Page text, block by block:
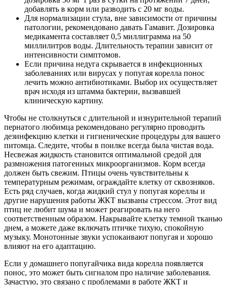
добавлять в корм или разводить с 20 мг воды.
Для нормализации стула, вне зависимости от причины
патологии, рекомендовано давать Гамавит. Дозировка
медикамента составляет 0,5 миллиграмма на 50
миллилитров воды. Длительность терапии зависит от
интенсивности симптомов.
Если причина недуга скрывается в инфекционных
заболеваниях или вирусах у попугая корелла понос
лечить можно антибиотиками. Выбор их осуществляет
врач исходя из штамма бактерии, вызвавшей
клиническую картину.
Чтобы не столкнуться с длительной и изнурительной терапий
пернатого любимца рекомендовано регулярно проводить
дезинфекцию клетки и гигиенические процедуры для вашего
питомца. Следите, чтобы в поилке всегда была чистая вода.
Несвежая жидкость становится оптимальной средой для
размножения патогенных микроорганизмов. Корм всегда
должен быть свежим. Птицы очень чувствительны к
температурным режимам, ограждайте клетку от сквозняков.
Есть ряд случаев, когда жидкий стул у попугая кореллы и
другие нарушения работы ЖКТ вызваны стрессом. Этот вид
птиц не любит шума и может реагировать на него
соответственным образом. Накрывайте клетку темной тканью
днем, а можете даже включать птичке тихую, спокойную
музыку. Монотонные звуки успокаивают попугая и хорошо
влияют на его адаптацию.
Если у домашнего попугайчика вида корелла появляется
понос, это может быть сигналом про наличие заболевания.
Зачастую, это связано с проблемами в работе ЖКТ и